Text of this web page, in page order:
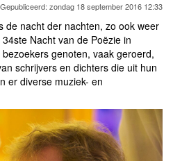
Gepubliceerd: zondag 18 september 2016 12:33
de nacht der nachten, zo ook weer
Nacht van de Poëzie in
genoten, vaak geroerd,
schrijvers en dichters die uit hun
er diverse muziek- en